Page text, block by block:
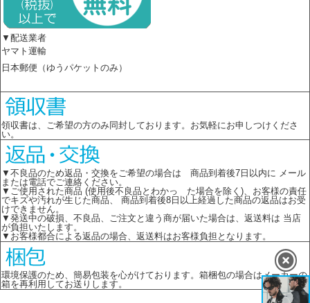
▼配送業者
ヤマト運輸
日本郵便（ゆうパケットのみ）
領収書は、ご希望の方のみ同封しております。お気軽にお申しつけくださ
い。
▼不良品のため返品・交換をご希望の場合は 商品到着後7日以内に メール
または電話でご連絡ください。
▼ご使用された商品 (使用後不良品とわかっ た場合を除く)、お客様の責任
でキズや汚れが生じた商品、 商品到着後8日以上経過した商品の返品はお受
けできません。
▼発送中の破損、不良品、ご注文と違う商が届いた場合は、返送料は 当店
が負担いたします。
▼お客様都合による返品の場合、返送料はお客様負担となります。
環境保護のため、簡易包装を心がけております。箱梱包の場合はメーカーの
箱を再利用してお送りします。